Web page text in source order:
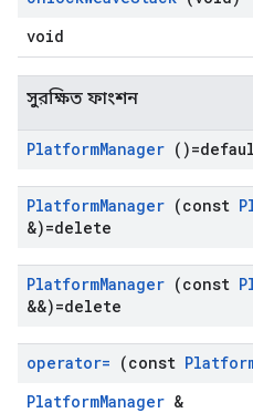
void
সুরক্ষিত ফাংশন
PlatformManager
PlatformManager (const
&)=delete
PlatformManager (const
&&)=delete
operator= (const
PlatformManager &